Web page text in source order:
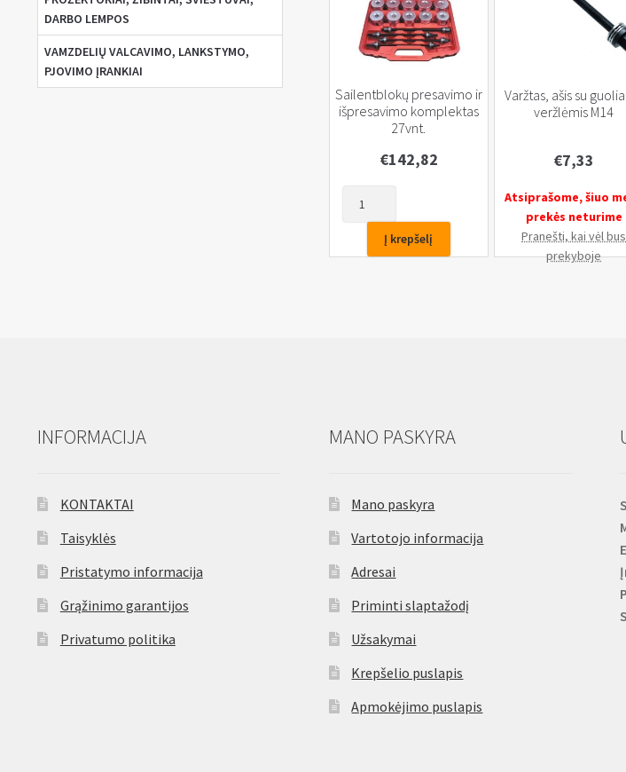
Sailentblokų presavimo ir
išpresavimo komplektas
27vnt.
€142,82
Sailentblokų
presavimo
Į krepšelį
Varžtas, ašis su
veržlėmis M14
€7,33
Atsiprašome, šiuo
prekės neturime
Pranešti, kai vėl bus
prekyboje
DARBO LEMPOS
VAMZDELIŲ VALCAVIMO, LANKSTYMO,
PJOVIMO ĮRANKIAI
INFORMACIJA
KONTAKTAI
Taisyklės
Pristatymo informacija
Grąžinimo garantijos
Privatumo politika
MANO PASKYRA
Mano paskyra
Vartotojo informacija
Adresai
Priminti slaptažodį
Užsakymai
Krepšelio puslapis
Apmokėjimo puslapis